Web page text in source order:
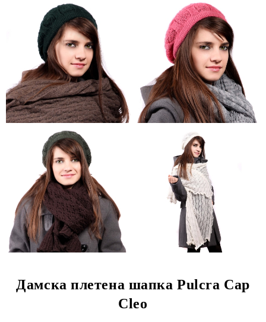
Дамска плетена шапка Pulcra Cap
Cleo